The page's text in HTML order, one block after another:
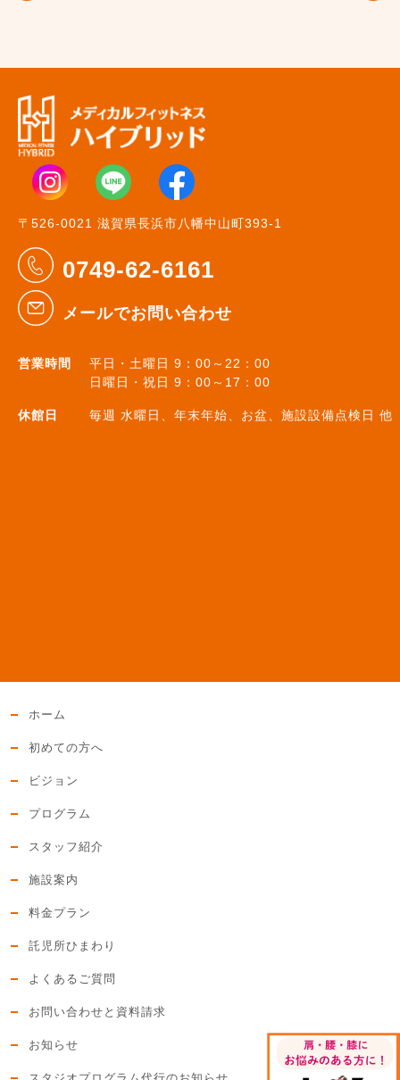
〒526-0021 滋賀県長浜市八幡中山町393-1
0749-62-6161
メールでお問い合わせ
営業時間
平日・土曜日 9：00～22：00
日曜日・祝日 9：00～17：00
休館日 毎週 水曜日、年末年始、お盆、施設設備点検日 他
ホーム
初めての方へ
ビジョン
プログラム
スタッフ紹介
施設案内
料金プラン
託児所ひまわり
よくあるご質問
お問い合わせと資料請求
お知らせ